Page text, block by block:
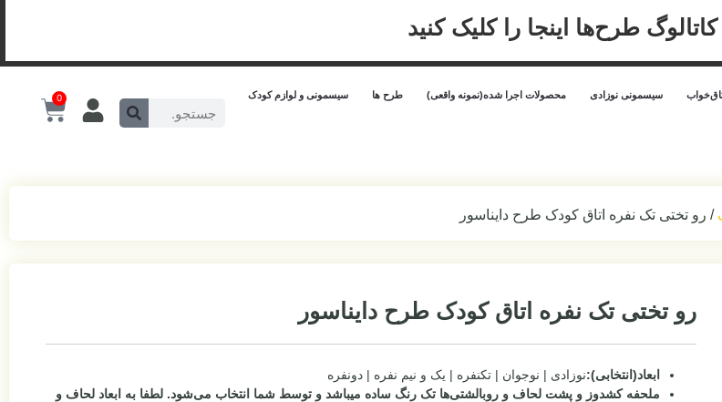
طرح‌ها اینجا را کلیک کنید
سیسمونی نوزادی محصولات اجرا شده(نمونه واقعی) طرح ها سیسمونی و لوازم کودک 0
/ رو تختی تک نفره اتاق کودک طرح دایناسور
رو تختی تک نفره اتاق کودک طرح دایناسور
ابعاد(انتخابی):نوزادی | نوجوان | تکنفره | یک و نیم نفره | دونفره
ملحفه کشدوز و پشت لحاف و روبالشتی‌ها تک رنگ ساده میباشد و توسط شما انتخاب می‌شود. لطفا به ابعاد لحاف و